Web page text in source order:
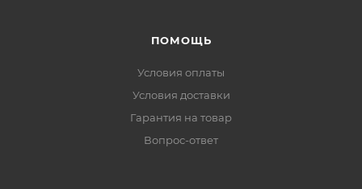
ПОМОЩЬ
Условия оплаты
Условия доставки
Гарантия на товар
Вопрос-ответ